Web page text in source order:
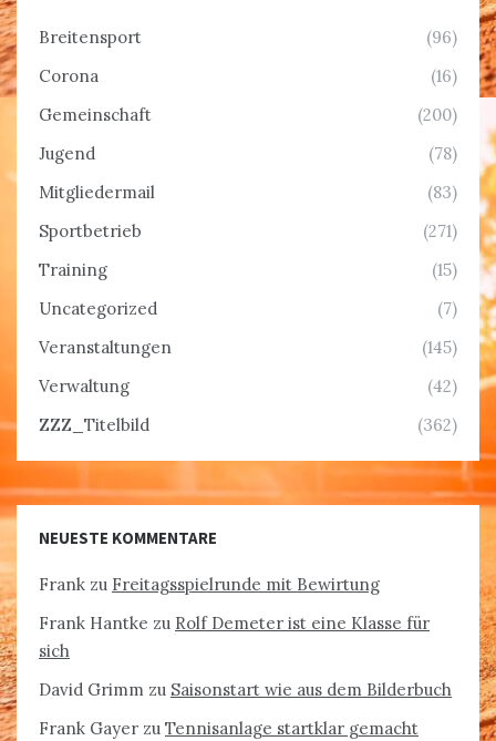
Breitensport
(96)
Corona
(16)
Gemeinschaft
(200)
Jugend
(78)
Mitgliedermail
(83)
Sportbetrieb
(271)
Training
(15)
Uncategorized
(7)
Veranstaltungen
(145)
Verwaltung
(42)
ZZZ_Titelbild
(362)
NEUESTE KOMMENTARE
Frank zu Freitagsspielrunde mit Bewirtung
Frank Hantke zu Rolf Demeter ist eine Klasse für
sich
David Grimm zu Saisonstart wie aus dem Bilderbuch
Frank Gayer zu Tennisanlage startklar gemacht